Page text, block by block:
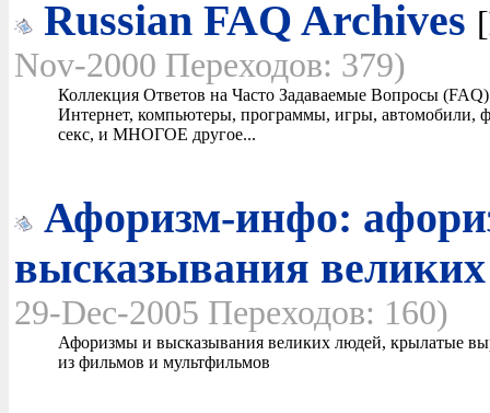
Russian FAQ Archives [
Nov-2000 Переходов: 379)
Коллекция Ответов на Часто Задаваемые Вопросы
Интернет, компьютеры, программы, игры, автомобили,
секс, и МНОГОЕ другое...
Афоризм-инфо:
высказывания великих
29-Dec-2005 Переходов: 160)
Афоризмы и высказывания великих людей, крылатые
из фильмов и мультфильмов